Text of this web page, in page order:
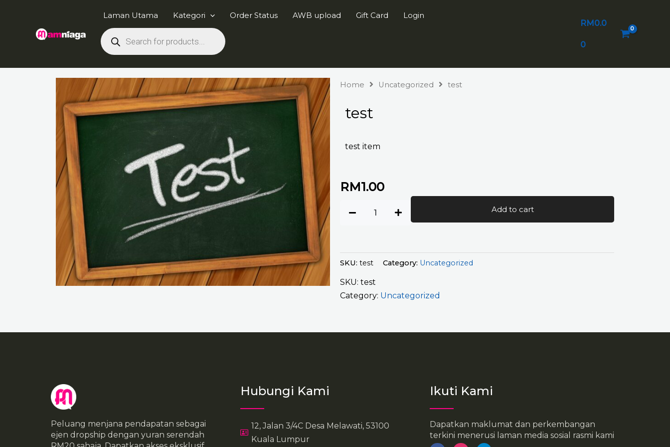
Laman Utama Kategori Order Status AWB upload Gift Card
Login
Products
search
RM0.0
0
Home Uncategorized test
test
test item
RM1.00
quantity
Add to cart
SKU: test Category: Uncategorized
SKU: test
Category: Uncategorized
Peluang menjana pendapatan sebagai
ejen dropship dengan yuran serendah
Hubungi Kami
12, Jalan 3/4C Desa Melawati, 53100
Kuala Lumpur
Ikuti Kami
Dapatkan maklumat dan perkembangan
terkini menerusi laman media sosial rasmi kami